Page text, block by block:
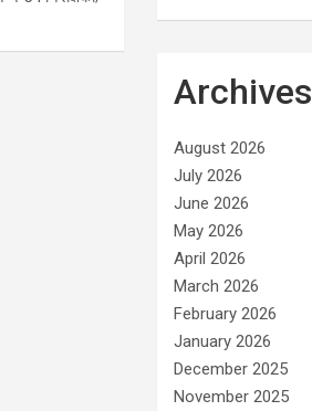
Archives
August 2026
July 2026
June 2026
May 2026
April 2026
March 2026
February 2026
January 2026
December 2025
November 2025